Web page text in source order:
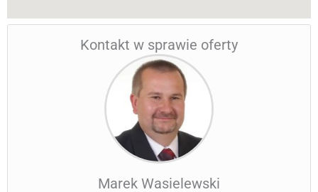
Kontakt w sprawie oferty
Marek Wasielewski